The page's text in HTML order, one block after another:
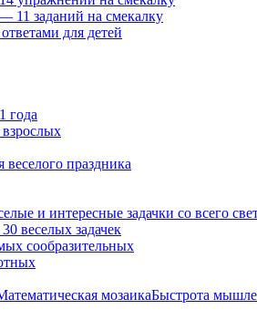
11 заданий на смекалку
для детей
года
праздника
и интересные задачки со всего
веселых задачек
сообразительных
мозаикаБыстрота